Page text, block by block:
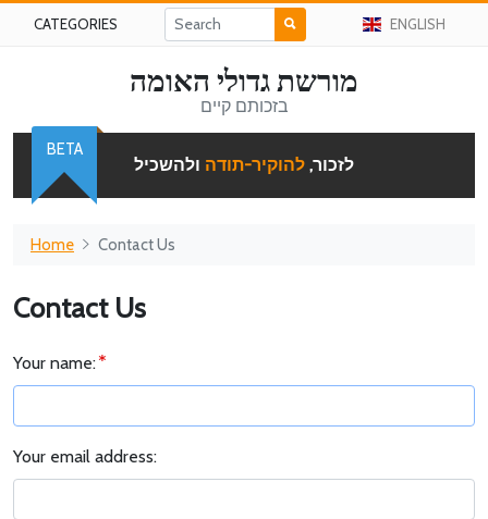
CATEGORIES ENGLISH
מורשת גדולי האומה
בזכותם קיים
לזכור, להוקיר-תודה ולהשכיל
BETA
Home Contact Us
Contact Us
Your name:
Your email address: